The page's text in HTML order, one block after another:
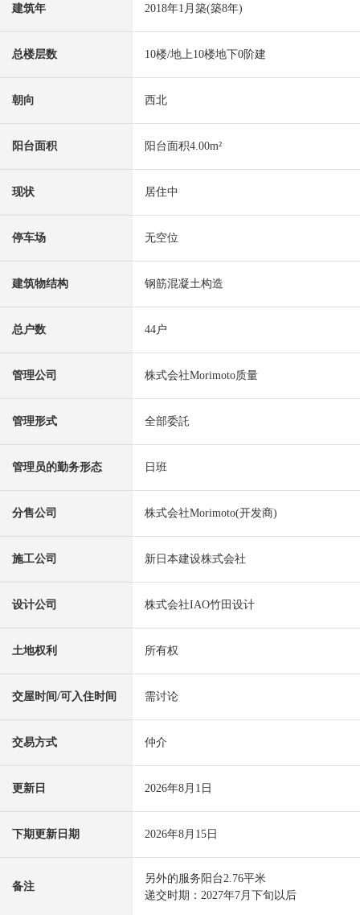
建筑年 2018年1月築(築8年)
总楼层数 10楼/地上10楼地下0阶建
朝向 西北
阳台面积 阳台面积4.00m²
现状 居住中
停车场 无空位
建筑物结构 钢筋混凝土构造
总户数 44户
管理公司 株式会社Morimoto质量
管理形式 全部委託
管理员的勤务形态 日班
分售公司 株式会社Morimoto(开发商)
施工公司 新日本建设株式会社
设计公司 株式会社IAO竹田设计
土地权利 所有权
交屋时间/可入住时间 需讨论
交易方式 仲介
更新日 2026年8月1日
下期更新日期 2026年8月15日
备注
另外的服务阳台2.76平米
递交时期：2027年7月下旬以后